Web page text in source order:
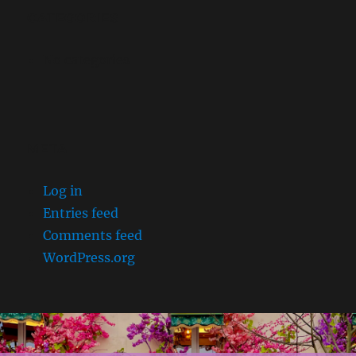
Log in
Entries feed
Comments feed
WordPress.org